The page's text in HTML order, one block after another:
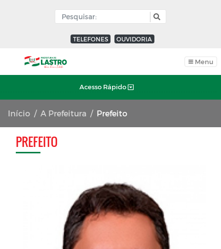
TELEFONES OUVIDORIA
Menu
Acesso Rápido
Início A Prefeitura Prefeito
PREFEITO